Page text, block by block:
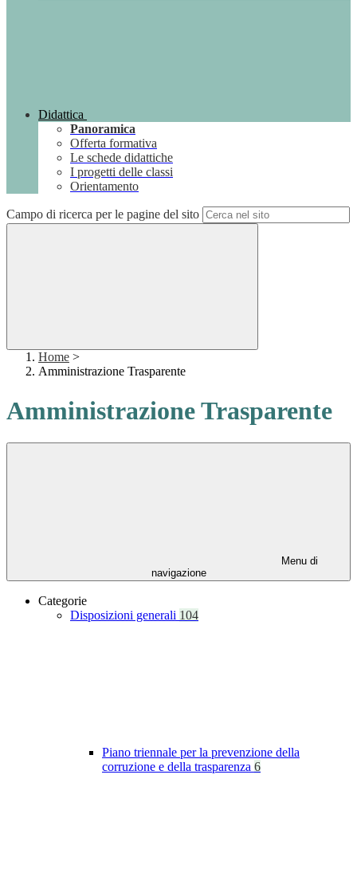
Didattica
Panoramica
Offerta formativa
Le schede didattiche
I progetti delle classi
Orientamento
Campo di ricerca per le pagine del sito
Home >
Amministrazione Trasparente
Amministrazione Trasparente
Menu di
navigazione
Categorie
Disposizioni generali 104
Piano triennale per la prevenzione della
corruzione e della trasparenza 6